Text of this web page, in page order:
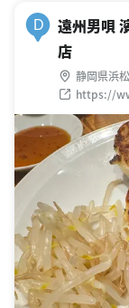
D
遠州男唄
店
静岡県浜
https://